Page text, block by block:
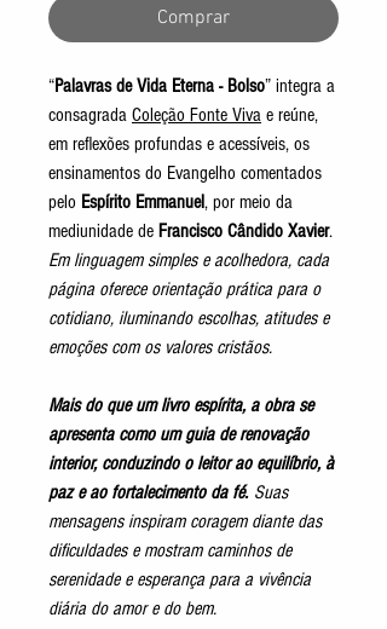
Comprar
“Palavras de Vida Eterna - Bolso” integra a
consagrada Coleção Fonte Viva e reúne,
em reflexões profundas e acessíveis, os
ensinamentos do Evangelho comentados
pelo Espírito Emmanuel, por meio da
mediunidade de Francisco Cândido Xavier.
Em linguagem simples e acolhedora, cada
página oferece orientação prática para o
cotidiano, iluminando escolhas, atitudes e
emoções com os valores cristãos.
Mais do que um livro espírita, a obra se
apresenta como um guia de renovação
interior, conduzindo o leitor ao equilíbrio, à
paz e ao fortalecimento da fé. Suas
mensagens inspiram coragem diante das
dificuldades e mostram caminhos de
serenidade e esperança para a vivência
diária do amor e do bem.